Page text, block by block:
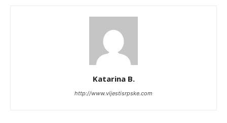
Katarina B.
http://www.vijestisrpske.com